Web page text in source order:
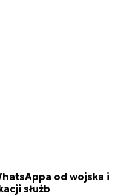
od wojska i
służb